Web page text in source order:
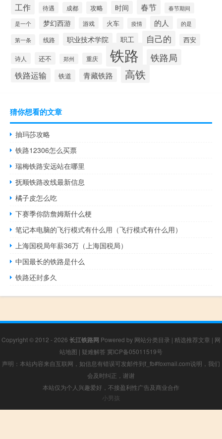
工作 待遇 成都 攻略 时间 春节 春节期间
是一个 梦幻西游 游戏 火车 疫情 的人 的是
第一条 线路 职业技术学院 职工 自己的 西安
诗人 还不 郑州 重庆 铁路 铁路局
铁路运输 铁道 青藏铁路 高铁
猜你想看的文章
抽玛莎攻略
铁路12306怎么买票
瑞梅铁路安远站在哪里
抚顺铁路改线最新信息
橘子皮怎么吃
下赛季你防詹姆斯什么梗
笔记本电脑的飞行模式有什么用（飞行模式有什么用）
上海国税局年薪36万（上海国税局）
中国最长的铁路是什么
铁路还封多久
Copyright © 2012 - 2026 长江铁路网 Powered by 网站分类目录 | 精选推荐文章 | 网
站地图 | 疑难解答 冀ICP备05011519号
声明：本站内容来自互联网，如信息有错误可发邮件到f_fb#foxmail.com说明，我们
会及时纠正，谢谢
本站仅为个人兴趣爱好，不接盈利性广告及商业合作
小男孩